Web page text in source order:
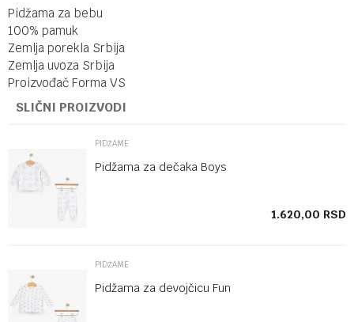
Pidžama za bebu
100% pamuk
Zemlja porekla Srbija
Zemlja uvoza Srbija
Proizvođač Forma VS
SLIČNI PROIZVODI
PIDŽAME
Pidžama za dečaka Boys
1.620,00 RSD
PIDŽAME
Pidžama za devojčicu Fun